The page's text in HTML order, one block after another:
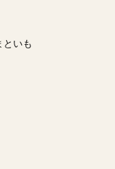
といも